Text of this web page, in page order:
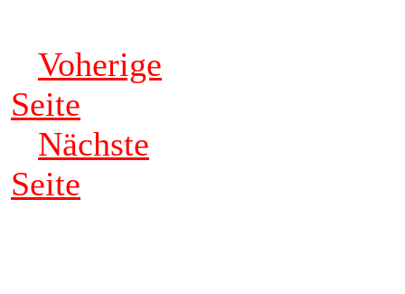
Voherige
Seite
Nächste
Seite